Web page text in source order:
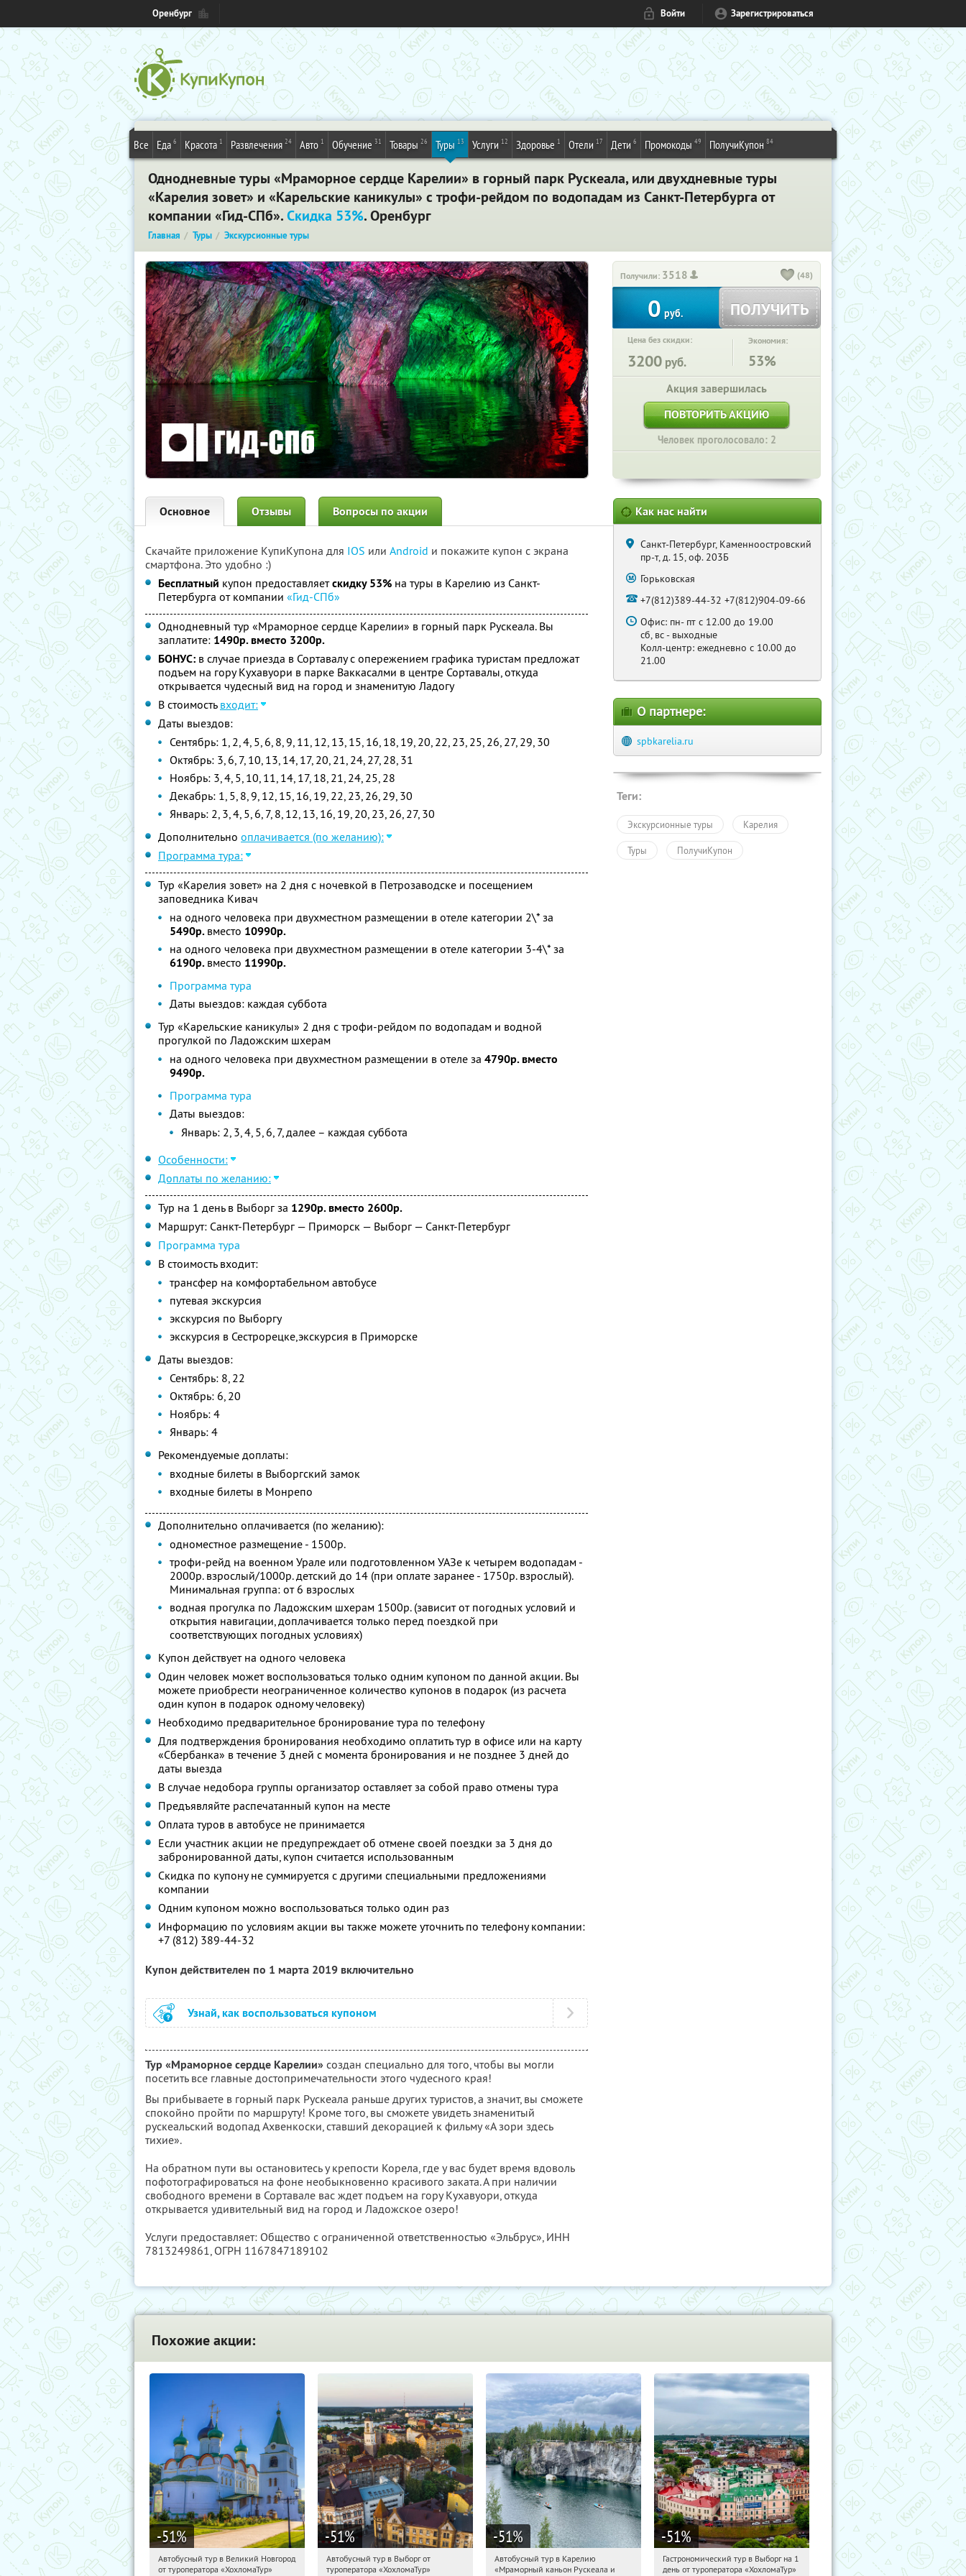
Оренбург Войти Зарегистрироваться
Все Еда 6 Красота 1 Развлечения 24 Авто 1 Обучение 31 Товары 26 Туры 13 Услуги 12 Здоровье 1 Отели 17 Дети 6 Промокоды 49 ПолучиКупон 84
Однодневные туры «Мраморное сердце Карелии» в горный парк Рускеала, или двухдневные туры
«Карелия зовет» и «Карельские каникулы» с трофи-рейдом по водопадам из Санкт-Петербурга от
компании «Гид-СПб».Скидка 53%. Оренбург
Главная Туры Экскурсионные туры
Получили: 3518 (48)
0 руб. ПОЛУЧИТЬ
Цена без скидки:
3200 руб.
Экономия:
53%
Акция завершилась
ПОВТОРИТЬ АКЦИЮ
Человек проголосовало: 2
Основное Отзывы Вопросы по акции
Скачайте приложение КупиКупона для IOS или Android и покажите купон с экрана
смартфона. Это удобно :)
Бесплатный купон предоставляетскидку 53% на туры в Карелию из Санкт-
Петербурга от компании «Гид-СПб»
Однодневный тур «Мраморное сердце Карелии» в горный парк Рускеала. Вы
заплатите: 1490р. вместо 3200р.
БОНУС: в случае приезда в Сортавалу с опережением графика туристам предложат
подъем на гору Кухавуори в парке Ваккасалми в центре Сортавалы, откуда
открывается чудесный вид на город и знаменитую Ладогу
В стоимость входит:
Даты выездов:
Сентябрь: 1, 2, 4, 5, 6, 8, 9, 11, 12, 13, 15, 16, 18, 19, 20, 22, 23, 25, 26, 27, 29, 30
Октябрь: 3, 6, 7, 10, 13, 14, 17, 20, 21, 24, 27, 28, 31
Ноябрь: 3, 4, 5, 10, 11, 14, 17, 18, 21, 24, 25, 28
Декабрь: 1, 5, 8, 9, 12, 15, 16, 19, 22, 23, 26, 29, 30
Январь: 2, 3, 4, 5, 6, 7, 8, 12, 13, 16, 19, 20, 23, 26, 27, 30
Дополнительно оплачивается (по желанию):
Программа тура:
Тур «Карелия зовет» на 2 дня с ночевкой в Петрозаводске и посещением
заповедника Кивач
на одного человека при двухместном размещении в отеле категории 2\* за
5490р. вместо 10990р.
на одного человека при двухместном размещении в отеле категории 3-4\* за
6190р. вместо 11990р.
Программа тура
Даты выездов: каждая суббота
Тур «Карельские каникулы» 2 дня с трофи-рейдом по водопадам и водной
прогулкой по Ладожским шхерам
на одного человека при двухместном размещении в отеле за 4790р. вместо
9490р.
Программа тура
Даты выездов:
Январь: 2, 3, 4, 5, 6, 7, далее – каждая суббота
Особенности:
Доплаты по желанию:
Тур на 1 день в Выборг за 1290р. вместо 2600р.
Маршрут: Санкт-Петербург — Приморск — Выборг — Санкт-Петербург
Программа тура
В стоимость входит:
трансфер на комфортабельном автобусе
путевая экскурсия
экскурсия по Выборгу
экскурсия в Сестрорецке,экскурсия в Приморске
Даты выездов:
Сентябрь: 8, 22
Октябрь: 6, 20
Ноябрь: 4
Январь: 4
Рекомендуемые доплаты:
входные билеты в Выборгский замок
входные билеты в Монрепо
Дополнительно оплачивается (по желанию):
одноместное размещение - 1500р.
трофи-рейд на военном Урале или подготовленном УАЗе к четырем водопадам -
2000р. взрослый/1000р. детский до 14 (при оплате заранее - 1750р. взрослый).
Минимальная группа: от 6 взрослых
водная прогулка по Ладожским шхерам 1500р. (зависит от погодных условий и
открытия навигации, доплачивается только перед поездкой при
соответствующих погодных условиях)
Купон действует на одного человека
Один человек может воспользоваться только одним купоном по данной акции. Вы
можете приобрести неограниченное количество купонов в подарок (из расчета
один купон в подарок одному человеку)
Необходимо предварительное бронирование тура по телефону
Для подтверждения бронирования необходимо оплатить тур в офисе или на карту
«Сбербанка» в течение 3 дней с момента бронирования и не позднее 3 дней до
даты выезда
В случае недобора группы организатор оставляет за собой право отмены тура
Предъявляйте распечатанный купон на месте
Оплата туров в автобусе не принимается
Если участник акции не предупреждает об отмене своей поездки за 3 дня до
забронированной даты, купон считается использованным
Скидка по купону не суммируется с другими специальными предложениями
компании
Одним купоном можно воспользоваться только один раз
Информацию по условиям акции вы также можете уточнить по телефону компании:
+7 (812) 389-44-32
Купон действителен по 1 марта 2019 включительно
Узнай, как воспользоваться купоном
Тур «Мраморное сердце Карелии» создан специально для того, чтобы вы могли
посетить все главные достопримечательности этого чудесного края!
Вы прибываете в горный парк Рускеала раньше других туристов, а значит, вы сможете
спокойно пройти по маршруту! Кроме того, вы сможете увидеть знаменитый
рускеальский водопад Ахвенкоски, ставший декорацией к фильму «А зори здесь
тихие».
На обратном пути вы остановитесь у крепости Корела, где у вас будет время вдоволь
пофотографироваться на фоне необыкновенно красивого заката. А при наличии
свободного времени в Сортавале вас ждет подъем на гору Кухавуори, откуда
открывается удивительный вид на город и Ладожское озеро!
Услуги предоставляет: Общество с ограниченной ответственностью «Эльбрус», ИНН
7813249861, ОГРН 1167847189102
Как нас найти
Санкт-Петербург, Каменноостровский
пр-т, д. 15, оф. 203Б
Горьковская
+7(812)389-44-32 +7(812)904-09-66
Офис: пн- пт с 12.00 до 19.00
сб, вс - выходные
Колл-центр: ежедневно с 10.00 до
21.00
О партнере:
spbkarelia.ru
Теги:
Экскурсионные туры Карелия
Туры ПолучиКупон
Похожие акции:
-51%
21:21:26 Купили:2
Автобусный тур в Великий Новгород
от туроператора «ХохломаТур»
-51%
21:21:26 Купили:
Автобусный тур в Выборг от
туроператора «ХохломаТур»
-51%
21:21:26 Купили:
Автобусный тур в Карелию
«Мраморный каньон Рускеала и
-51%
21:21:26 Купили:5
Гастрономический тур в Выборг на 1
день от туроператора «ХохломаТур»